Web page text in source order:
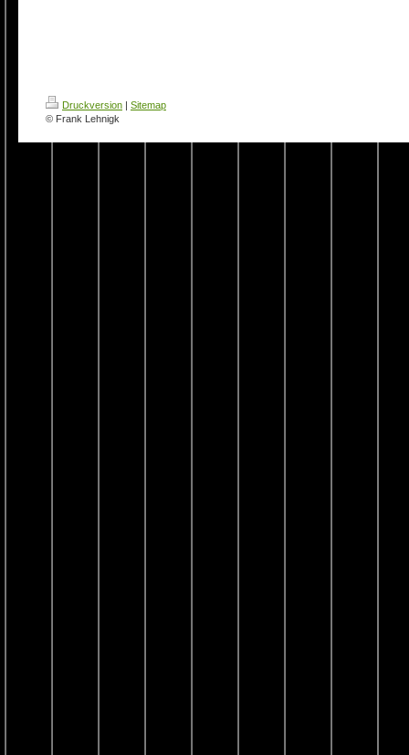
Druckversion
Sitemap
© Frank Lehnigk